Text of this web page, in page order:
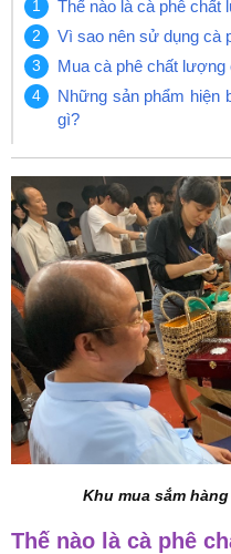
Thế nào là cà phê chất
Vì sao nên sử dụng cà
Mua cà phê chất lượng
Những sản phẩm hiện
gì?
Khu mua sắm
Thế nào là cà phê